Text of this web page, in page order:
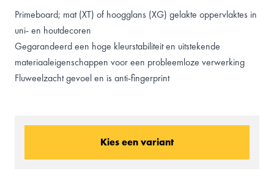
Primeboard; mat(XT) of hoogglans (XG) gelakte oppervlaktes in
uni- en houtdecoren
Gegarandeerd een hoge kleurstabiliteit en uitstekende
materiaaleigenschappen voor een probleemloze verwerking
Fluweelzacht gevoel en is anti-fingerprint
Kies een variant